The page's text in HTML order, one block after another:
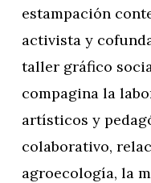
estampación
activista y
taller gráfico
compagina la
artísticos y
colaborativo,
agroecología, la